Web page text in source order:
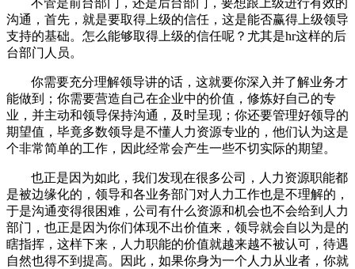
沟通，首先，就是要取得上级的信任，这是能否赢得上级领导
支持的基础。怎么能够取得上级的信任呢？尤其是hr这样的后
台部门人员。
你需要充分理解领导讲的话，这就要你深入并了解业务才
能做到；你需要营造自己在企业中的价值，修炼好自己的专
业，并主动和领导保持沟通，及时呈现；你还要管理好领导的
期望值，毕竟多数领导是不懂人力资源专业的，他们认为这是
个非常简单的工作，因此经常会产生一些不切实际的期望。
也正是因为如此，我们发现在很多公司，人力资源职能都
是被边缘化的，领导和各业务部门对人力工作也是不理解的，
于是沟通变得很困难，公司有什么资源和机会也不会给到人力
部门，也正是因为你们体现不出价值来，领导就会自以为是的
瞎指挥，这样下来，人力职能的价值就越来越不被认可，待遇
自然也得不到提高。因此，如果你身为一个人力从业者，你就